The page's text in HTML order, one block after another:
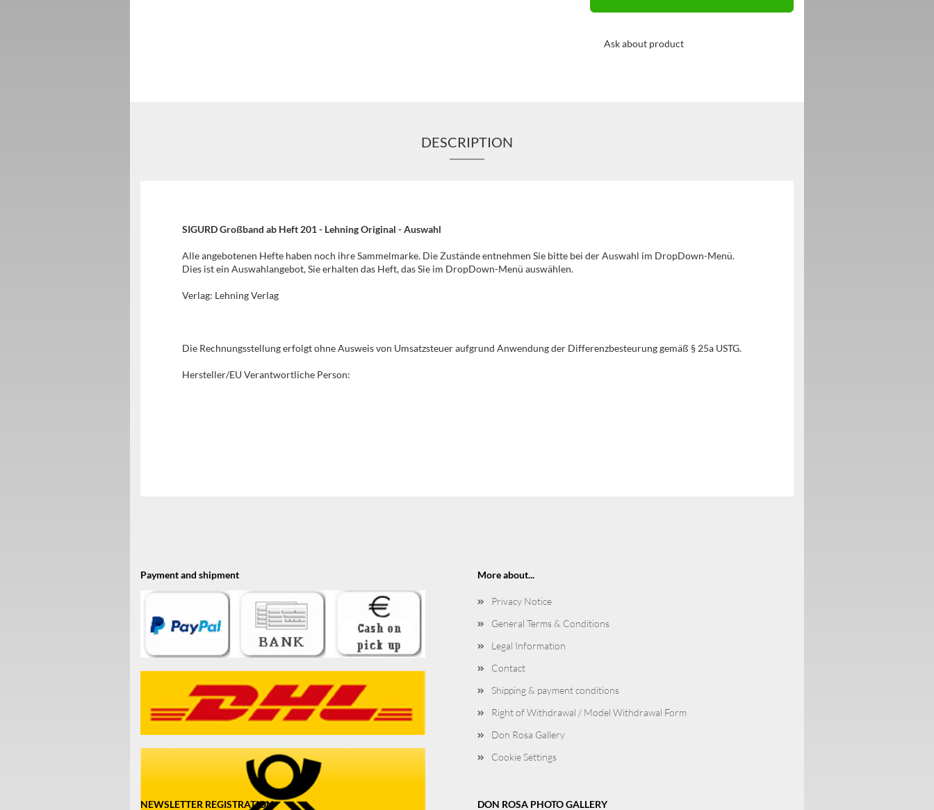
Ask about product
DESCRIPTION
SIGURD Großband ab Heft 201 - Lehning Original - Auswahl
Alle angebotenen Hefte haben noch ihre Sammelmarke. Die Zustände entnehmen Sie bitte bei der Auswahl im DropDown-Menü.
Dies ist ein Auswahlangebot, Sie erhalten das Heft, das Sie im DropDown-Menü auswählen.
Verlag: Lehning Verlag
Die Rechnungsstellung erfolgt ohne Ausweis von Umsatzsteuer aufgrund Anwendung der Differenzbesteurung gemäß § 25a USTG.
Hersteller/EU Verantwortliche Person:
Payment and shipment More about...
Privacy Notice
General Terms & Conditions
Legal Information
Contact
Shipping & payment conditions
Right of Withdrawal / Model Withdrawal Form
Don Rosa Gallery
Cookie Settings
NEWSLETTER REGISTRATION DON ROSA PHOTO GALLERY